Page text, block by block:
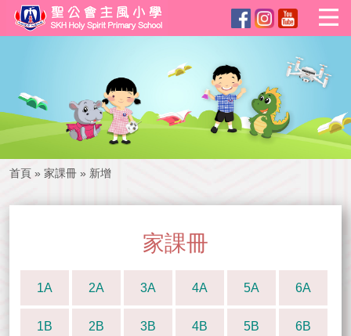
首頁 » 家課冊 » 新增
家課冊
1A 2A 3A 4A 5A 6A
1B 2B 3B 4B 5B 6B